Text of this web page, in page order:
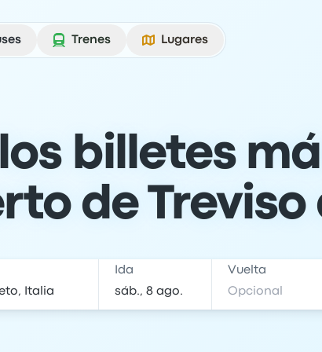
Trenes Lugares
billetes
de Treviso
Ida Vuelta